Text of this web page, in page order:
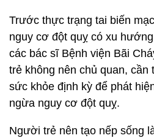
Trước thực trạng tai biến
nguy cơ đột quỵ có xu
các bác sĩ Bệnh viện Bãi
trẻ không nên chủ quan, cần
sức khỏe định kỳ để phát
ngừa nguy cơ đột quỵ.
Người trẻ nên tạo nếp sống